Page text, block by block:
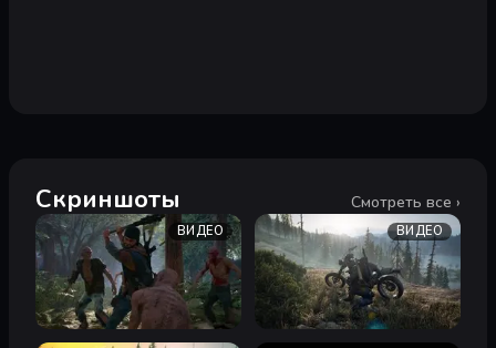
Скриншоты Смотреть все ›
ВИДЕО ВИДЕО